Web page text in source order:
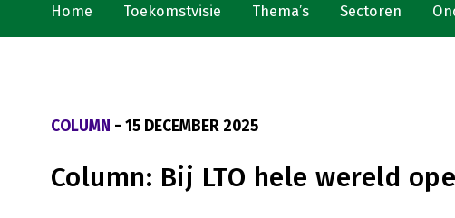
Home Toekomstvisie Thema’s Sectoren
COLUMN - 15 DECEMBER 2025
Column: Bij LTO hele wereld